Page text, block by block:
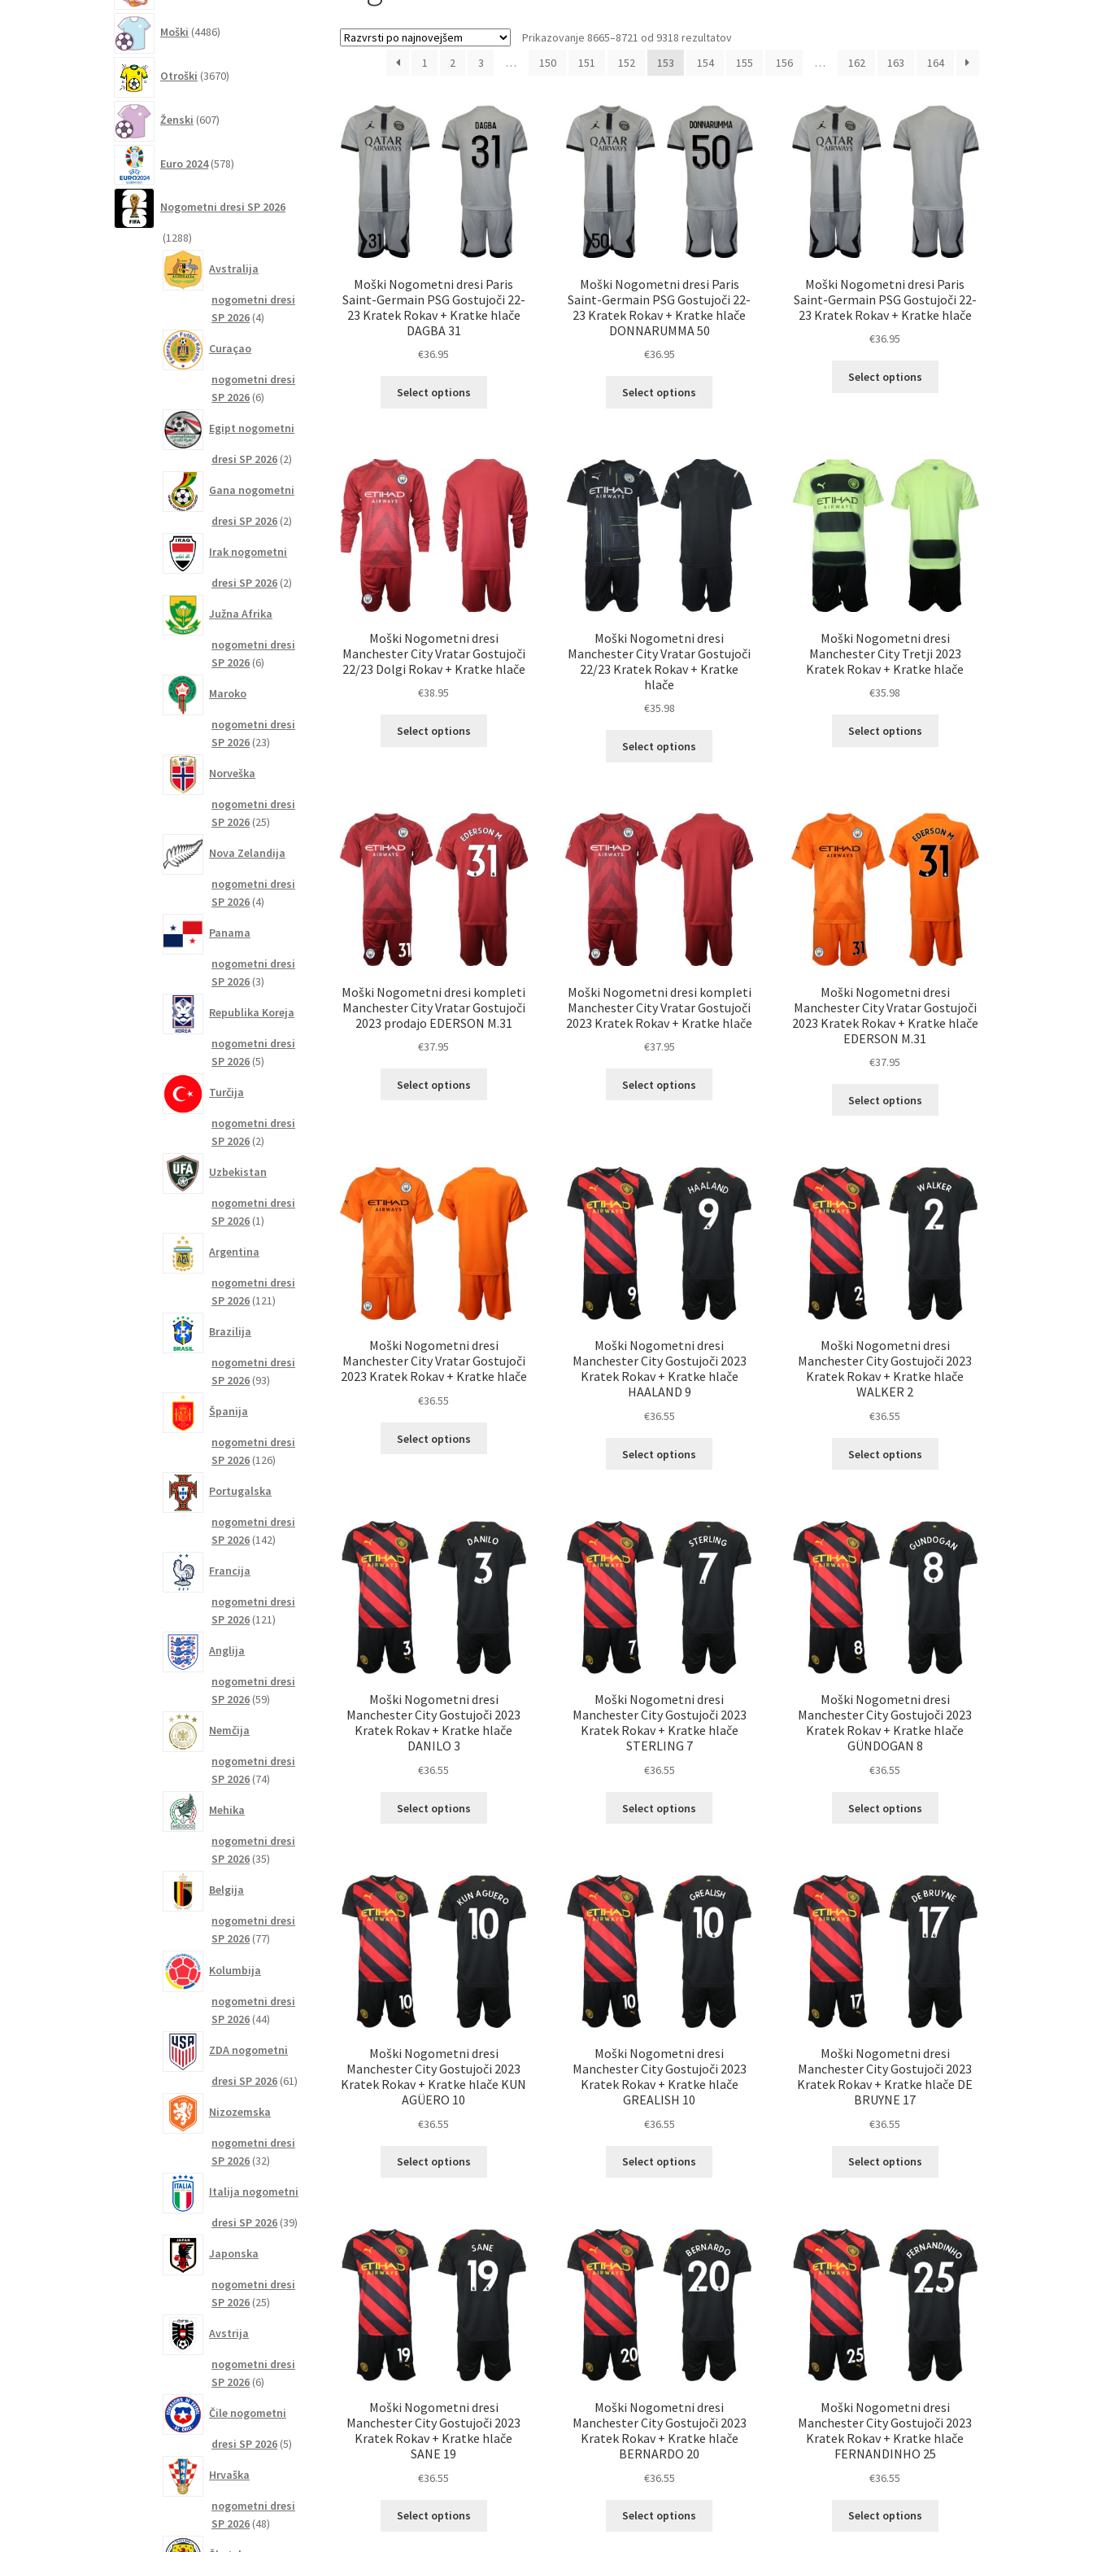
Prikazovanje 8665–8721 od 9318 rezultatovSorted
1 2 3 … 150 151 152 153 154 155 156 … 162 163 164
Moški Nogometni dresi Paris
Saint-Germain PSG Gostujoči 22-
23 Kratek Rokav + Kratke hlače
DAGBA 31
€36.95
Select options
različic.
Možnosti
lahko
izberete
strani
izdelka
Moški Nogometni dresi Paris
Saint-Germain PSG Gostujoči 22-
23 Kratek Rokav + Kratke hlače
DONNARUMMA 50
€36.95
Select options
različic.
Možnosti
izberete
strani
izdelka
Moški Nogometni dresi Paris
Saint-Germain PSG Gostujoči 22-
23 Kratek Rokav + Kratke hlače
€36.95
Select options
Možnosti
lahko
izberete
strani
izdelka
Moški Nogometni dresi
Manchester City Vratar Gostujoči
22/23 Dolgi Rokav + Kratke hlače
€38.95
Select options
Možnosti
lahko
izberete
na
strani
izdelka
Moški Nogometni dresi
Manchester City Vratar Gostujoči
22/23 Kratek Rokav + Kratke
hlače
€35.98
Select options
različic.
Možnosti
lahko
izberete
strani
izdelka
Moški Nogometni dresi
Manchester City Tretji 2023
Kratek Rokav + Kratke hlače
€35.98
Select options
Možnosti
lahko
izberete
na
strani
izdelka
Moški Nogometni dresi kompleti
Manchester City Vratar Gostujoči
2023 prodajo EDERSON M.31
€37.95
Select options
Možnosti
lahko
izberete
strani
izdelka
Moški Nogometni dresi kompleti
Manchester City Vratar Gostujoči
2023 Kratek Rokav + Kratke hlače
€37.95
Select options
Možnosti
lahko
izberete
na
strani
izdelka
Moški Nogometni dresi
Manchester City Vratar Gostujoči
2023 Kratek Rokav + Kratke hlače
EDERSON M.31
€37.95
Select options
različic.
Možnosti
lahko
izberete
strani
izdelka
Moški Nogometni dresi
Manchester City Vratar Gostujoči
2023 Kratek Rokav + Kratke hlače
€36.55
Select options
Možnosti
lahko
izberete
na
strani
izdelka
Moški Nogometni dresi
Manchester City Gostujoči 2023
Kratek Rokav + Kratke hlače
HAALAND 9
€36.55
Select options
različic.
Možnosti
lahko
izberete
strani
izdelka
Moški Nogometni dresi
Manchester City Gostujoči 2023
Kratek Rokav + Kratke hlače
WALKER 2
€36.55
Select options
različic.
Možnosti
lahko
izberete
strani
izdelka
Moški Nogometni dresi
Manchester City Gostujoči 2023
Kratek Rokav + Kratke hlače
DANILO 3
€36.55
Select options
različic.
Možnosti
lahko
izberete
na
strani
izdelka
Moški Nogometni dresi
Manchester City Gostujoči 2023
Kratek Rokav + Kratke hlače
STERLING 7
€36.55
Select options
različic.
Možnosti
lahko
izberete
na
strani
izdelka
Moški Nogometni dresi
Manchester City Gostujoči 2023
Kratek Rokav + Kratke hlače
GÜNDOGAN 8
€36.55
Select options
različic.
Možnosti
lahko
izberete
strani
izdelka
Moški Nogometni dresi
Manchester City Gostujoči 2023
Kratek Rokav + Kratke hlače KUN
AGÜERO 10
€36.55
Select options
različic.
Možnosti
lahko
izberete
strani
izdelka
Moški Nogometni dresi
Manchester City Gostujoči 2023
Kratek Rokav + Kratke hlače
GREALISH 10
€36.55
Select options
različic.
Možnosti
lahko
izberete
strani
izdelka
Moški Nogometni dresi
Manchester City Gostujoči 2023
Kratek Rokav + Kratke hlače DE
BRUYNE 17
€36.55
Select options
različic.
Možnosti
lahko
izberete
na
strani
izdelka
Moški Nogometni dresi
Manchester City Gostujoči 2023
Kratek Rokav + Kratke hlače
SANE 19
€36.55
Select options
Moški Nogometni dresi
Manchester City Gostujoči 2023
Kratek Rokav + Kratke hlače
BERNARDO 20
€36.55
Select options
Moški Nogometni dresi
Manchester City Gostujoči 2023
Kratek Rokav + Kratke hlače
FERNANDINHO 25
€36.55
Select options
Moški 4486izdelkov
Otroški 3670izdelkov
Ženski 607izdelkov
Euro 2024 578izdelkov
Nogometni dresi SP 2026
12881288
izdelkov
Avstralija
nogometni dresi
SP 2026 44
Curaçao
nogometni dresi
SP 2026 66
Egipt nogometni
dresi SP 2026 22
Gana nogometni
dresi SP 2026 22
Irak nogometni
dresi SP 2026 22
Južna Afrika
nogometni dresi
SP 2026 66
Maroko
nogometni dresi
SP 2026 2323
Norveška
nogometni dresi
SP 2026 2525
Nova Zelandija
nogometni dresi
SP 2026 44
Panama
nogometni dresi
SP 2026 33
Republika Koreja
nogometni dresi
SP 2026 55
Turčija
nogometni dresi
SP 2026 22
Uzbekistan
nogometni dresi
SP 2026 11
Argentina
nogometni dresi
SP 2026 121121
Brazilija
nogometni dresi
SP 2026 9393
Španija
nogometni dresi
SP 2026 126126
Portugalska
nogometni dresi
SP 2026 142142
Francija
nogometni dresi
SP 2026 121121
Anglija
nogometni dresi
SP 2026 5959
Nemčija
nogometni dresi
SP 2026 7474
Mehika
nogometni dresi
SP 2026 3535
Belgija
nogometni dresi
SP 2026 7777
Kolumbija
nogometni dresi
SP 2026 4444
ZDA nogometni
dresi SP 2026 6161
Nizozemska
nogometni dresi
SP 2026 3232
Italija nogometni
dresi SP 2026 3939
Japonska
nogometni dresi
SP 2026 2525
Avstrija
nogometni dresi
SP 2026 66
Čile nogometni
dresi SP 2026 55
Hrvaška
nogometni dresi
SP 2026 4848